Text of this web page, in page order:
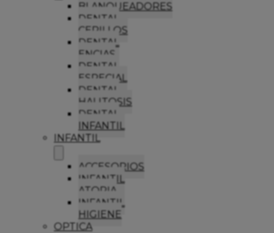
BLANQUEADORES
DENTAL
CEPILLOS
DENTAL
ENCIAS
DENTAL
ESPECIAL
DENTAL
HALITOSIS
DENTAL
INFANTIL
INFANTIL
ACCESORIOS
INFANTIL
ATOPIA
INFANTIL
HIGIENE
OPTICA